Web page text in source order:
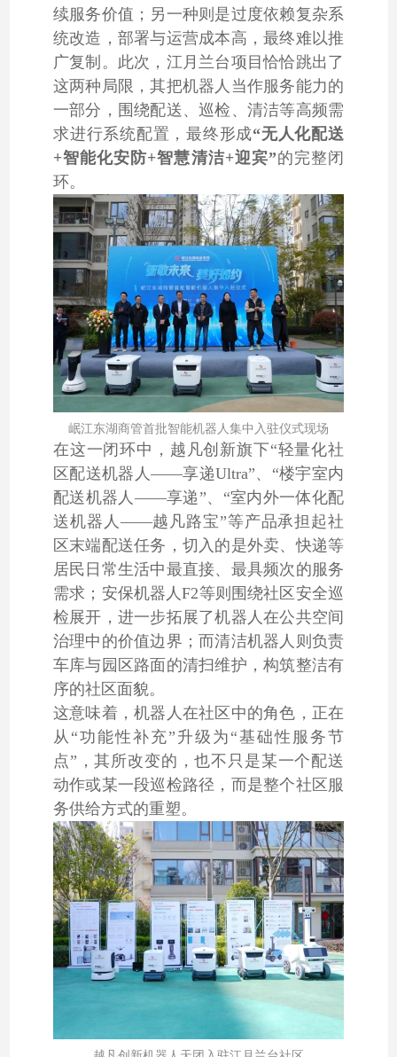
续服务价值；另一种则是过度依赖复杂系
统改造，部署与运营成本高，最终难以推
广复制。此次，江月兰台项目恰恰跳出了
这两种局限，其把机器人当作服务能力的
一部分，围绕配送、巡检、清洁等高频需
求进行系统配置，最终形成“无人化配送
+智能化安防+智慧清洁+迎宾”的完整闭
环。
岷江东湖商管首批智能机器人集中入驻仪式现场
在这一闭环中，越凡创新旗下“轻量化社
区配送机器人——享递Ultra”、“楼宇室内
配送机器人——享递”、“室内外一体化配
送机器人——越凡路宝”等产品承担起社
区末端配送任务，切入的是外卖、快递等
居民日常生活中最直接、最具频次的服务
需求；安保机器人F2等则围绕社区安全巡
检展开，进一步拓展了机器人在公共空间
治理中的价值边界；而清洁机器人则负责
车库与园区路面的清扫维护，构筑整洁有
序的社区面貌。
这意味着，机器人在社区中的角色，正在
从“功能性补充”升级为“基础性服务节
点”，其所改变的，也不只是某一个配送
动作或某一段巡检路径，而是整个社区服
务供给方式的重塑。